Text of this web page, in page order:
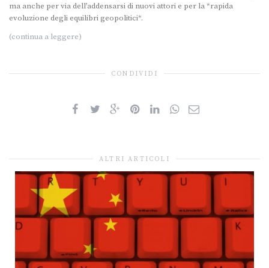
ma anche per via dell’addensarsi di nuovi attori e per la *rapida
evoluzione degli equilibri geopolitici*.
(continua a leggere)
CONDIVIDI
ALTRI ARTICOLI